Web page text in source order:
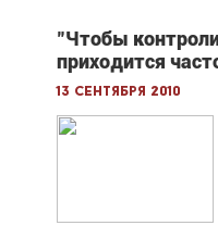
"Чтобы
приходится
13 сентября 2010